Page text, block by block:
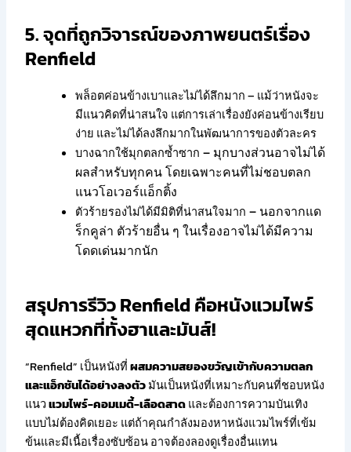
5. จุดที่ถูกวิจารณ์ของภาพยนตร์เรื่อง
Renfield
พล็อตค่อนข้างเบาและไม่ได้ลึกมาก – แม้ว่าหนังจะ
มีแนวคิดที่น่าสนใจ แต่การเล่าเรื่องยังค่อนข้างเรียบ
ง่าย และไม่ได้ลงลึกมากในพัฒนาการของตัวละคร
บางฉากใช้มุกตลกซ้ำซาก – มุกบางส่วนอาจไม่ได้
ผลสำหรับทุกคน โดยเฉพาะคนที่ไม่ชอบตลก
แนวโอเวอร์แอ็กติ้ง
ตัวร้ายรองไม่ได้มีมิติที่น่าสนใจมาก – นอกจากแด
ร็กคูล่า ตัวร้ายอื่น ๆ ในเรื่องอาจไม่ได้มีความ
โดดเด่นมากนัก
สรุปการรีวิว Renfield คือหนังแวมไพร์
สุดแหวกที่ทั้งฮาและมันส์!
“Renfield” เป็นหนังที่ผสมความสยองขวัญเข้ากับความตลก
และแอ็กชันได้อย่างลงตัวมันเป็นหนังที่เหมาะกับคนที่ชอบหนัง
แนวแวมไพร์-คอมเมดี้-เลือดสาดและต้องการความบันเทิง
แบบไม่ต้องคิดเยอะ แต่ถ้าคุณกำลังมองหาหนังแวมไพร์ที่เข้ม
ข้นและมีเนื้อเรื่องซับซ้อน อาจต้องลองดูเรื่องอื่นแทน